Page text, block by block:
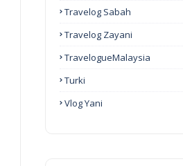
Travelog Sabah
Travelog Zayani
TravelogueMalaysia
Turki
Vlog Yani